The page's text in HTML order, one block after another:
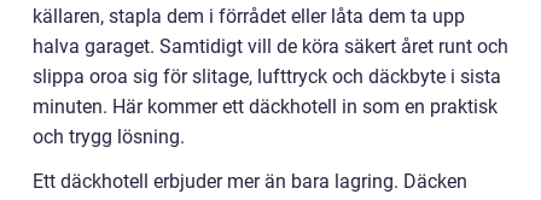
källaren, stapla dem i förrådet eller låta dem ta upp
halva garaget. Samtidigt vill de köra säkert året runt och
slippa oroa sig för slitage, lufttryck och däckbyte i sista
minuten. Här kommer ett däckhotell in som en praktisk
och trygg lösning.
Ett däckhotell erbjuder mer än bara lagring. Däcken